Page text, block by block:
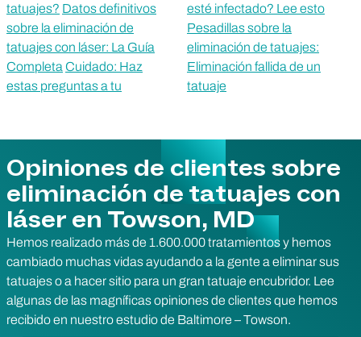
tatuajes? Datos definitivos
sobre la eliminación de
tatuajes con láser: La Guía
Completa Cuidado: Haz
estas preguntas a tu
esté infectado? Lee esto
Pesadillas sobre la
eliminación de tatuajes:
Eliminación fallida de un
tatuaje
Opiniones de clientes sobre
eliminación de tatuajes con
láser en Towson, MD
Hemos realizado más de 1.600.000 tratamientos y hemos
cambiado muchas vidas ayudando a la gente a eliminar sus
tatuajes o a hacer sitio para un gran tatuaje encubridor. Lee
algunas de las magníficas opiniones de clientes que hemos
recibido en nuestro estudio de Baltimore – Towson.